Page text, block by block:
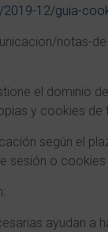
12/guia-
notas-
el dominio
y cookies de
según el
sesión o
ayudan a